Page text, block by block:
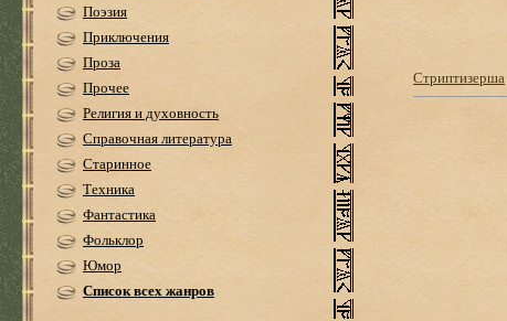
Поэзия
Приключения
Проза
Прочее
Религия и духовность
Справочная литература
Старинное
Техника
Фантастика
Фольклор
Юмор
Список всех жанров
Стриптизерша